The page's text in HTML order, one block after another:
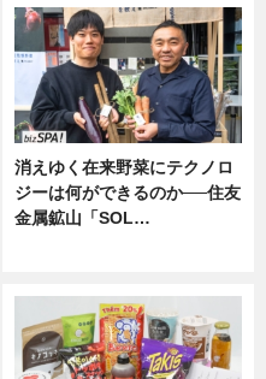
消えゆく在来野菜にテクノロ
ジーは何ができるのか──住友
金属鉱山「SOL…